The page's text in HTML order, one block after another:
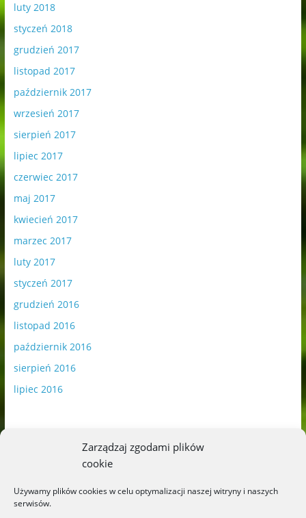
Zarządzaj zgodami plików
cookie
Używamy plików cookies w celu optymalizacji naszej witryny i naszych
serwisów.
luty 2018
styczeń 2018
grudzień 2017
listopad 2017
październik 2017
wrzesień 2017
sierpień 2017
lipiec 2017
czerwiec 2017
maj 2017
kwiecień 2017
marzec 2017
luty 2017
styczeń 2017
grudzień 2016
listopad 2016
październik 2016
sierpień 2016
lipiec 2016